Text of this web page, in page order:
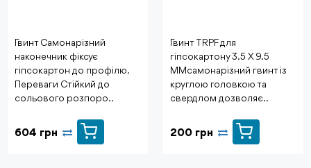
Гвинт Самонарізний
наконечник фіксує
гіпсокартон до профілю.
Переваги Стійкий до
сольового розпоро..
604 грн
Гвинт TRPF для
гіпсокартону 3.5 X 9.5
MMсамонарізний гвинт із
круглою головкою та
свердлом дозволяє ..
200 грн